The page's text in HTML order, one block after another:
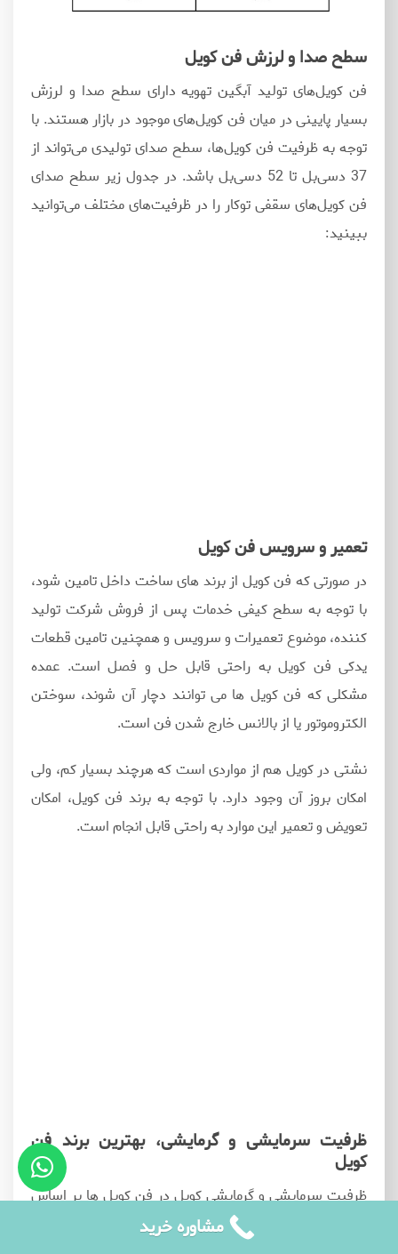
سطح صدا و لرزش فن کویل
فن کویل‌های تولید آبگین تهویه دارای سطح صدا و لرزش
بسیار پایینی در میان فن کویل‌های موجود در بازار هستند. با
توجه به ظرفیت فن کویل‌ها، سطح صدای تولیدی می‌تواند از
37 دسی‌بل تا 52 دسی‌بل باشد. در جدول زیر سطح صدای
فن کویل‌های سقفی توکار را در ظرفیت‌های مختلف می‌توانید
ببینید:
تعمیر و سرویس فن کویل
در صورتی که فن کویل از برند های ساخت داخل تامین شود،
با توجه به سطح کیفی خدمات پس از فروش شرکت تولید
کننده، موضوع تعمیرات و سرویس و همچنین تامین قطعات
یدکی فن کویل به راحتی قابل حل و فصل است. عمده
مشکلی که فن کویل ها می توانند دچار آن شوند، سوختن
الکتروموتور یا از بالانس خارج شدن فن است.
نشتی در کویل هم از مواردی است که هرچند بسیار کم، ولی
امکان بروز آن وجود دارد. با توجه به برند فن کویل، امکان
تعویض و تعمیر این موارد به راحتی قابل انجام است.
ظرفیت سرمایشی و گرمایشی، بهترین برند فن
کویل
ظرفیت سرمایشی و گرمایشی کویل در فن کویل ها بر اساس
ظرفیت هوادهی آنها محاسبه می شود. در جدول زیر ظرفیت
مشاوره خرید